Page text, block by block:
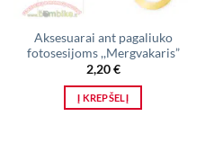
Aksesuarai ant pagaliuko
fotosesijoms ,,Mergvakaris”
2,20€
Į KREPŠELĮ